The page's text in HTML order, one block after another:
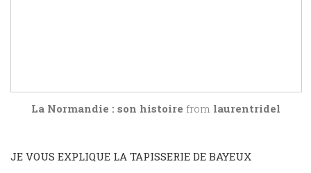
La Normandie : son histoire from laurentridel
JE VOUS EXPLIQUE LA TAPISSERIE DE BAYEUX